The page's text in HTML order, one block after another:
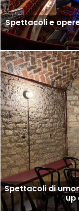
Spettacoli e
Spettacoli di
up